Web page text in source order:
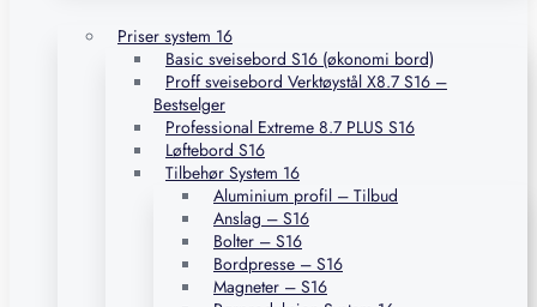
Priser system 16
Basic sveisebord S16 (økonomi bord)
Proff sveisebord Verktøystål X8.7 S16 –
Bestselger
Professional Extreme 8.7 PLUS S16
Løftebord S16
Tilbehør System 16
Aluminium profil – Tilbud
Anslag – S16
Bolter – S16
Bordpresse – S16
Magneter – S16